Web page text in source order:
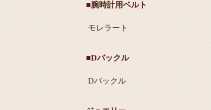
■腕時計用ベルト
モレラート
■Dバックル
Dバックル